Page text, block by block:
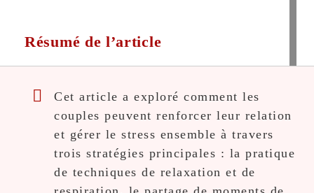
Résumé de l’article
Cet article a exploré comment les
couples peuvent renforcer leur relation
et gérer le stress ensemble à travers
trois stratégies principales : la pratique
de techniques de relaxation et de